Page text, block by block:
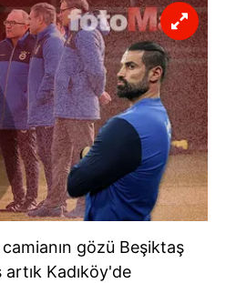
gözü Beşiktaş
Kadıköy'de